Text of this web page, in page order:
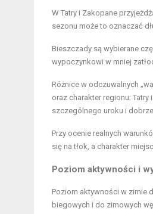
W Tatry i Zakopane
sezonu może to oznaczać
Bieszczady są wybierane
wypoczynkowi w mniej
Różnice w odczuwalnych
oraz charakter regionu:
szczególnego uroku i
Przy ocenie realnych
się na tłok, a charakter
Poziom aktywności i
Poziom aktywności w zimie
biegowych i do zimowych